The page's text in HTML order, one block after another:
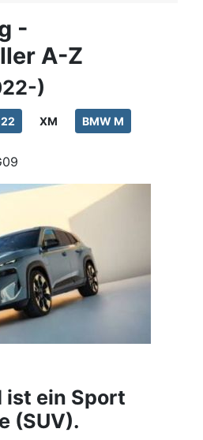
-
A-Z
)
XM BMW M
ist ein Sport
(SUV).